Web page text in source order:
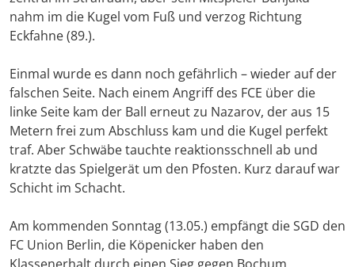
nahm im die Kugel vom Fuß und verzog Richtung
Eckfahne (89.).
Einmal wurde es dann noch gefährlich – wieder auf der
falschen Seite. Nach einem Angriff des FCE über die
linke Seite kam der Ball erneut zu Nazarov, der aus 15
Metern frei zum Abschluss kam und die Kugel perfekt
traf. Aber Schwäbe tauchte reaktionsschnell ab und
kratzte das Spielgerät um den Pfosten. Kurz darauf war
Schicht im Schacht.
Am kommenden Sonntag (13.05.) empfängt die SGD den
FC Union Berlin, die Köpenicker haben den